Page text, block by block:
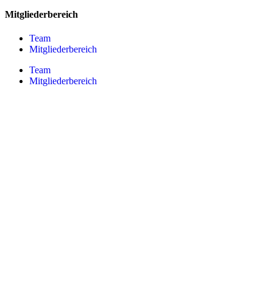
Mitgliederbereich
Team
Mitgliederbereich
Team
Mitgliederbereich